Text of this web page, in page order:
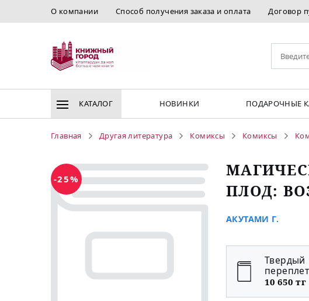
О компании Способ получения заказа и оплата Договор
КАТАЛОГ НОВИНКИ ПОДАРОЧНЫЕ
Главная Другая литература Комиксы Комиксы
-25%
ПЛОД:
АКУТАМИ Г.
Твердый
переплет
10 650 тг